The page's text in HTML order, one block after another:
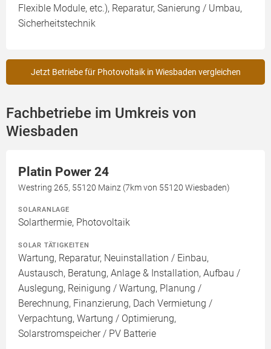
Flexible Module, etc.), Reparatur, Sanierung / Umbau,
Sicherheitstechnik
Jetzt Betriebe für Photovoltaik in Wiesbaden vergleichen
Fachbetriebe im Umkreis von
Wiesbaden
Platin Power 24
Westring 265, 55120 Mainz (7km von 55120 Wiesbaden)
SOLARANLAGE
Solarthermie, Photovoltaik
SOLAR TÄTIGKEITEN
Wartung, Reparatur, Neuinstallation / Einbau,
Austausch, Beratung, Anlage & Installation, Aufbau /
Auslegung, Reinigung / Wartung, Planung /
Berechnung, Finanzierung, Dach Vermietung /
Verpachtung, Wartung / Optimierung,
Solarstromspeicher / PV Batterie